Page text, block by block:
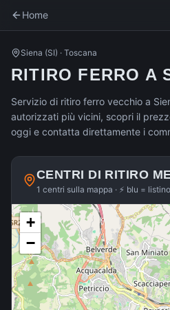
Home
Siena (SI) · Toscana
RITIRO FERRO A
Servizio di ritiro ferro vecchio a
autorizzati più vicini, scopri il
oggi e contatta direttamente i
CENTRI DI RITIRO
1 centri sulla mappa · ⚡ blu =
+
−